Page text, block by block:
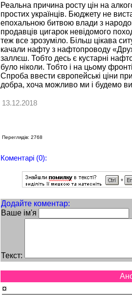
Реальна причина росту цін на
простих українців. Бюджету не
епохальною битвою влади з
продавців цигарок невідомого
теж все зрозуміло. Більш цікава
качали нафту з нафтопроводу
заллєш. Тобто десь є кустарні
було ніколи. Тобто і на цьому
Спроба ввести європейські ціни
добра, хоча можливо ми і будемо
13.12.2018
Переглядів: 2768
Коментарі (0):
Додайте коментар:
Ваше ім'я
Текст:
¤